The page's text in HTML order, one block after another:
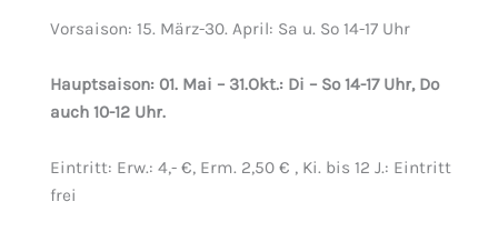
Vorsaison: 15. März-30. April: Sa u. So 14-17 Uhr
Hauptsaison: 01. Mai – 31.Okt.: Di – So 14-17 Uhr, Do
auch 10-12 Uhr.
Eintritt: Erw.: 4,- €, Erm. 2,50 € , Ki. bis 12 J.: Eintritt
frei